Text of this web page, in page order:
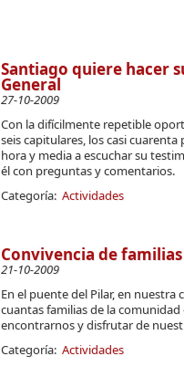
Santiago quiere hacer
General
27-10-2009
Con la difícilmente repetible
seis capitulares, los casi
hora y media a escuchar su
él con preguntas y comentarios.
Categoría: Actividades
Convivencia de
21-10-2009
En el puente del Pilar, en nuestra
cuantas familias de la
encontrarnos y disfrutar de
Categoría: Actividades